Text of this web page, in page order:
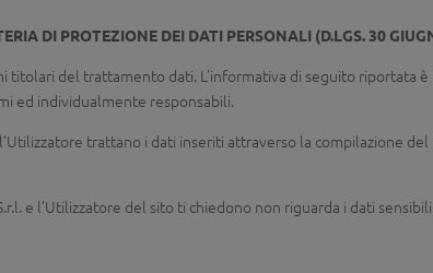
DI PROTEZIONE DEI DATI PERSONALI (D.LGS. 30
titolari del trattamento dati. L’informativa di seguito riportata
ed individualmente responsabili.
trattano i dati inseriti attraverso la compilazione
e l’Utilizzatore del sito ti chiedono non riguarda i dati sensibili.